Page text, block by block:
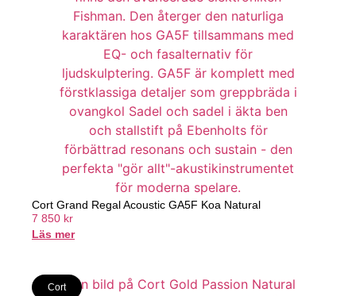
Cort Grand Regal Acoustic GA5F Koa Natural
7 850 kr
Läs mer
Cort